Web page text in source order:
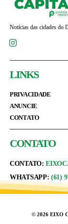
Notícias das cidades do
LINKS
PRIVACIDADE
ANUNCIE
CONTATO
CONTATO
CONTATO:
WHATSAPP: (61)
© 2026 EIXO